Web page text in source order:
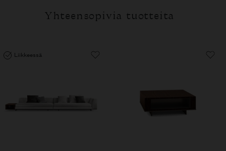
Yhteensopivia tuotteita
Liikkeessä